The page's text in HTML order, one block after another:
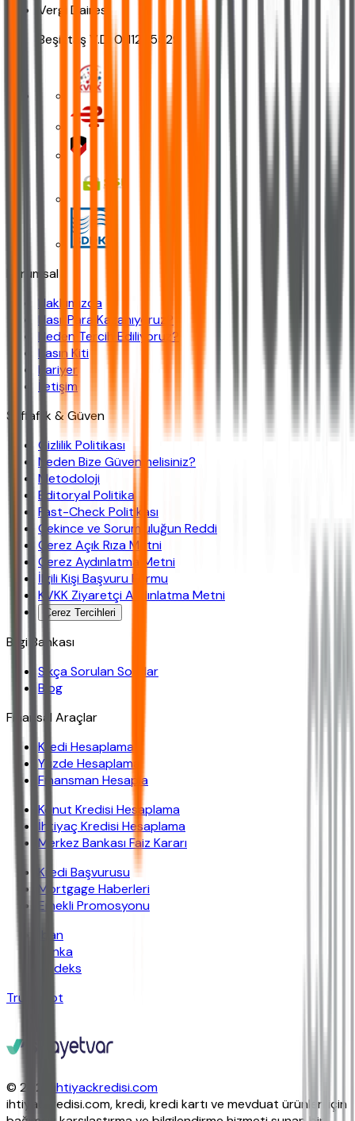
Vergi Dairesi
Beşiktaş V.D. 0111295529
Kurumsal
Hakkımızda
Nasıl Para Kazanıyoruz?
Neden Tercih Ediliyoruz?
Basın Kiti
Kariyer
İletişim
Şeffaflık & Güven
Gizlilik Politikası
Neden Bize Güvenmelisiniz?
Metodoloji
Editoryal Politika
Fast-Check Politikası
Çekince ve Sorumluluğun Reddi
Çerez Açık Rıza Metni
Çerez Aydınlatma Metni
İlgili Kişi Başvuru Formu
KVKK Ziyaretçi Aydınlatma Metni
Çerez Tercihleri
Bilgi Bankası
Sıkça Sorulan Sorular
Blog
Finansal Araçlar
Kredi Hesaplama
Yüzde Hesaplama
Finansman Hesapla
Konut Kredisi Hesaplama
İhtiyaç Kredisi Hesaplama
Merkez Bankası Faiz Kararı
Kredi Başvurusu
Mortgage Haberleri
Emekli Promosyonu
İban
Banka
Findeks
Trustpilot
© 2026
ihtiyackredisi.com
ihtiyackredisi.com, kredi, kredi kartı ve mevduat ürünleri için